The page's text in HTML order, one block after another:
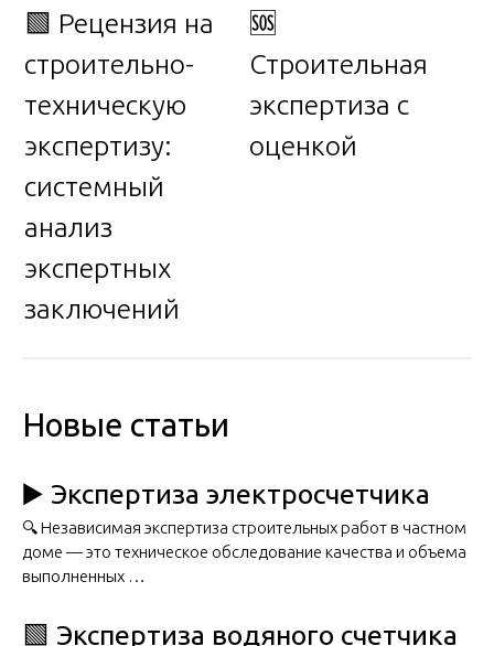
🟩 Рецензия на
строительно-
техническую
экспертизу:
системный
анализ
экспертных
заключений
🆘
Строительная
экспертиза с
оценкой
Новые статьи
▶️ Экспертиза электросчетчика
🔍 Независимая экспертиза строительных работ в частном
доме — это техническое обследование качества и объема
выполненных …
🟩 Экспертиза водяного счетчика